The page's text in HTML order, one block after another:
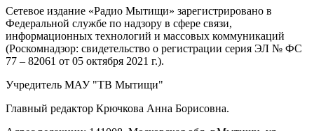
Сетевое издание «Радио Мытищи» зарегистрировано в
Федеральной службе по надзору в сфере связи,
информационных технологий и массовых коммуникаций
(Роскомнадзор: свидетельство о регистрации серия ЭЛ № ФС
77 – 82061 от 05 октября 2021 г.).
Учредитель МАУ "ТВ Мытищи"
Главный редактор Крючкова Анна Борисовна.